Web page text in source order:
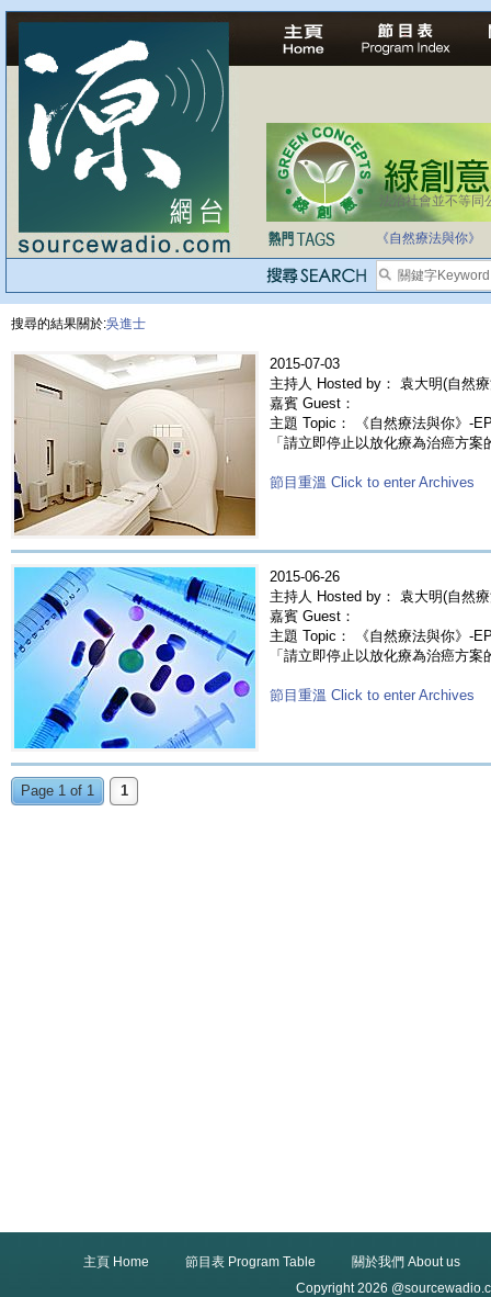
法治社會並不等同
自家教育合法化-
《自然療法與你》
搜尋的結果關於:吳進士
2015-07-03
主持人 Hosted by： 袁大明(自然
嘉賓 Guest：
主題 Topic： 《自然療法與你》-
「請立即停止以放化療為治癌方案
節目重溫 Click to enter Archives
2015-06-26
主持人 Hosted by： 袁大明(自然
嘉賓 Guest：
主題 Topic： 《自然療法與你》-
「請立即停止以放化療為治癌方
節目重溫 Click to enter Archives
Page 1 of 1 1
主頁 Home 節目表 Program Table
關於我們 About us
Copyright 2026